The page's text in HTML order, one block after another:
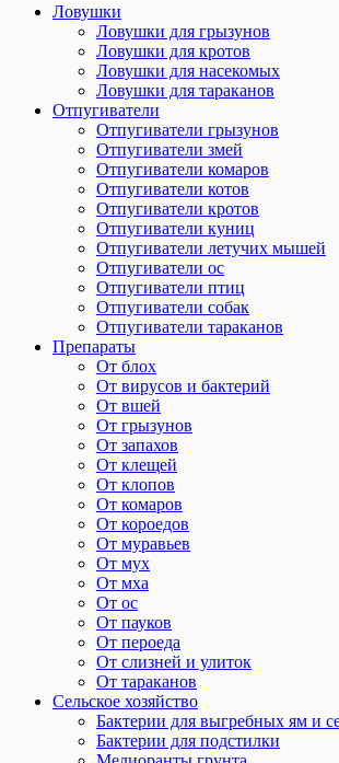
Ловушки
Ловушки для грызунов
Ловушки для кротов
Ловушки для насекомых
Ловушки для тараканов
Отпугиватели
Отпугиватели грызунов
Отпугиватели змей
Отпугиватели комаров
Отпугиватели котов
Отпугиватели кротов
Отпугиватели куниц
Отпугиватели летучих мышей
Отпугиватели ос
Отпугиватели птиц
Отпугиватели собак
Отпугиватели тараканов
Препараты
От блох
От вирусов и бактерий
От вшей
От грызунов
От запахов
От клещей
От клопов
От комаров
От короедов
От муравьев
От мух
От мха
От ос
От пауков
От пероеда
От слизней и улиток
От тараканов
Сельское хозяйство
Бактерии для выгребных ям и
Бактерии для подстилки